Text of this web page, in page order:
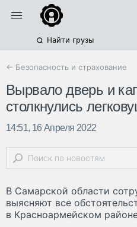
Найти грузы
← Безопасность и страхование
Вырвало дверь и
столкнулись
14:51, 16 Апреля 2022
В Самарской области
выясняют все
в Красноармейском